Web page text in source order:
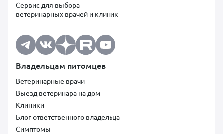
Сервис для выбора
ветеринарных врачей и клиник
Владельцам питомцев
Ветеринарные врачи
Выезд ветеринара на дом
Клиники
Блог ответственного владельца
Симптомы